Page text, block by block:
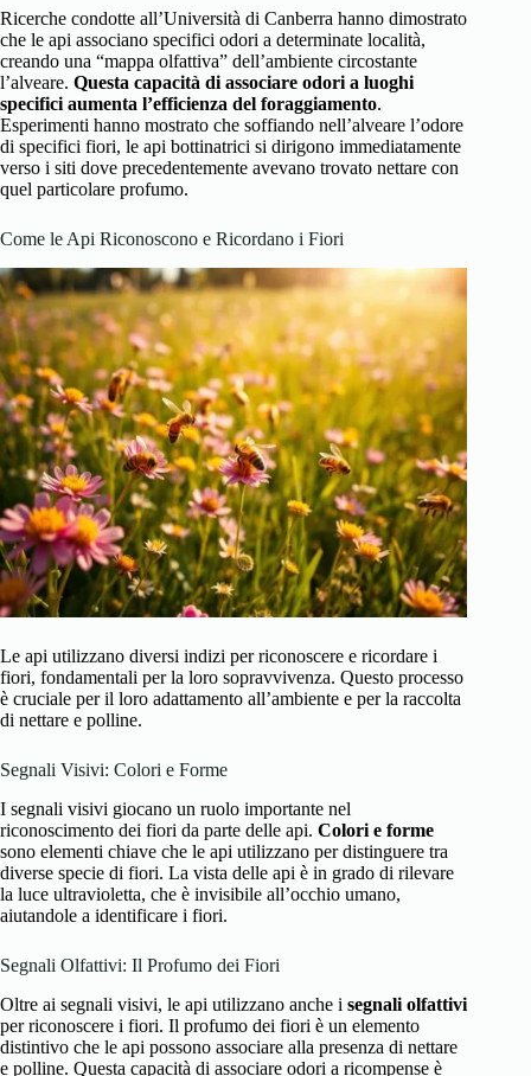
Ricerche condotte all’Università di Canberra hanno dimostrato
che le api associano specifici odori a determinate località,
creando una “mappa olfattiva” dell’ambiente circostante
l’alveare. Questa capacità di associare odori a luoghi
specifici aumenta l’efficienza del foraggiamento.
Esperimenti hanno mostrato che soffiando nell’alveare l’odore
di specifici fiori, le api bottinatrici si dirigono immediatamente
verso i siti dove precedentemente avevano trovato nettare con
quel particolare profumo.
Come le Api Riconoscono e Ricordano i Fiori
Le api utilizzano diversi indizi per riconoscere e ricordare i
fiori, fondamentali per la loro sopravvivenza. Questo processo
è cruciale per il loro adattamento all’ambiente e per la raccolta
di nettare e polline.
Segnali Visivi: Colori e Forme
I segnali visivi giocano un ruolo importante nel
riconoscimento dei fiori da parte delle api. Colori e forme
sono elementi chiave che le api utilizzano per distinguere tra
diverse specie di fiori. La vista delle api è in grado di rilevare
la luce ultravioletta, che è invisibile all’occhio umano,
aiutandole a identificare i fiori.
Segnali Olfattivi: Il Profumo dei Fiori
Oltre ai segnali visivi, le api utilizzano anche i segnali olfattivi
per riconoscere i fiori. Il profumo dei fiori è un elemento
distintivo che le api possono associare alla presenza di nettare
e polline. Questa capacità di associare odori a ricompense è